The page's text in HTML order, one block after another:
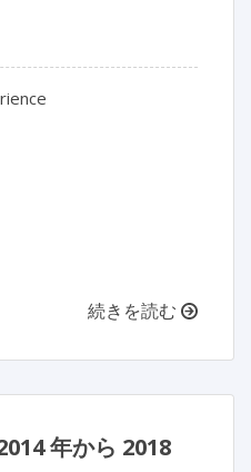
続きを読む
年から 2018